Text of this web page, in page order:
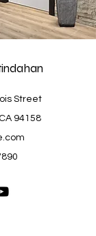
Street
94158